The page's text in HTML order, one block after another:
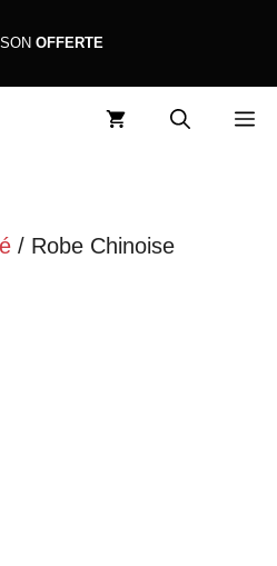
OFFERTE
/ Robe Chinoise